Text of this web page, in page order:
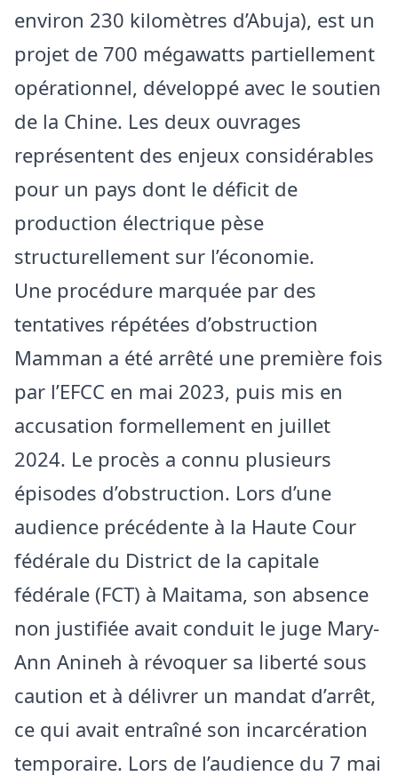
environ 230 kilomètres d’Abuja), est un
projet de 700 mégawatts partiellement
opérationnel, développé avec le soutien
de la Chine. Les deux ouvrages
représentent des enjeux considérables
pour un pays dont le déficit de
production électrique pèse
structurellement sur l’économie.
Une procédure marquée par des
tentatives répétées d’obstruction
Mamman a été arrêté une première fois
par l’EFCC en mai 2023, puis mis en
accusation formellement en juillet
2024. Le procès a connu plusieurs
épisodes d’obstruction. Lors d’une
audience précédente à la Haute Cour
fédérale du District de la capitale
fédérale (FCT) à Maitama, son absence
non justifiée avait conduit le juge Mary-
Ann Anineh à révoquer sa liberté sous
caution et à délivrer un mandat d’arrêt,
ce qui avait entraîné son incarcération
temporaire. Lors de l’audience du 7 mai